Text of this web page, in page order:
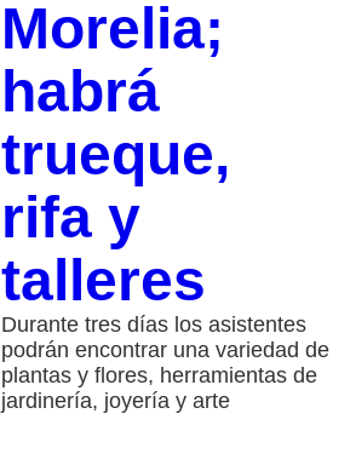
Morelia;
habrá
trueque,
rifa y
talleres
Durante tres días los asistentes
podrán encontrar una variedad de
plantas y flores, herramientas de
jardinería, joyería y arte